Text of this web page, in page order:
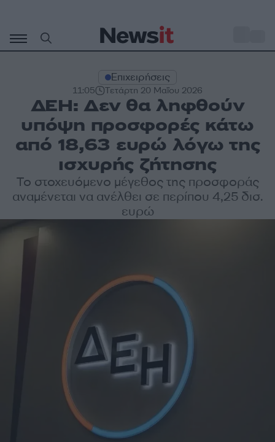
περιεχόμενο
Επιχειρήσεις
11:05 Τετάρτη 20 Μαΐου 2026
ΔΕΗ: Δεν θα ληφθούν
υπόψη προσφορές κάτω
από 18,63 ευρώ λόγω της
ισχυρής ζήτησης
Το στοχευόμενο μέγεθος της προσφοράς
αναμένεται να ανέλθει σε περίπου 4,25 δισ.
ευρώ